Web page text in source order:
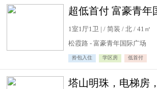
1室1厅1卫 | / 简装 / 北 / 41㎡
松霞路 - 富豪青年国际广场
拎包入住 学区房 低首付